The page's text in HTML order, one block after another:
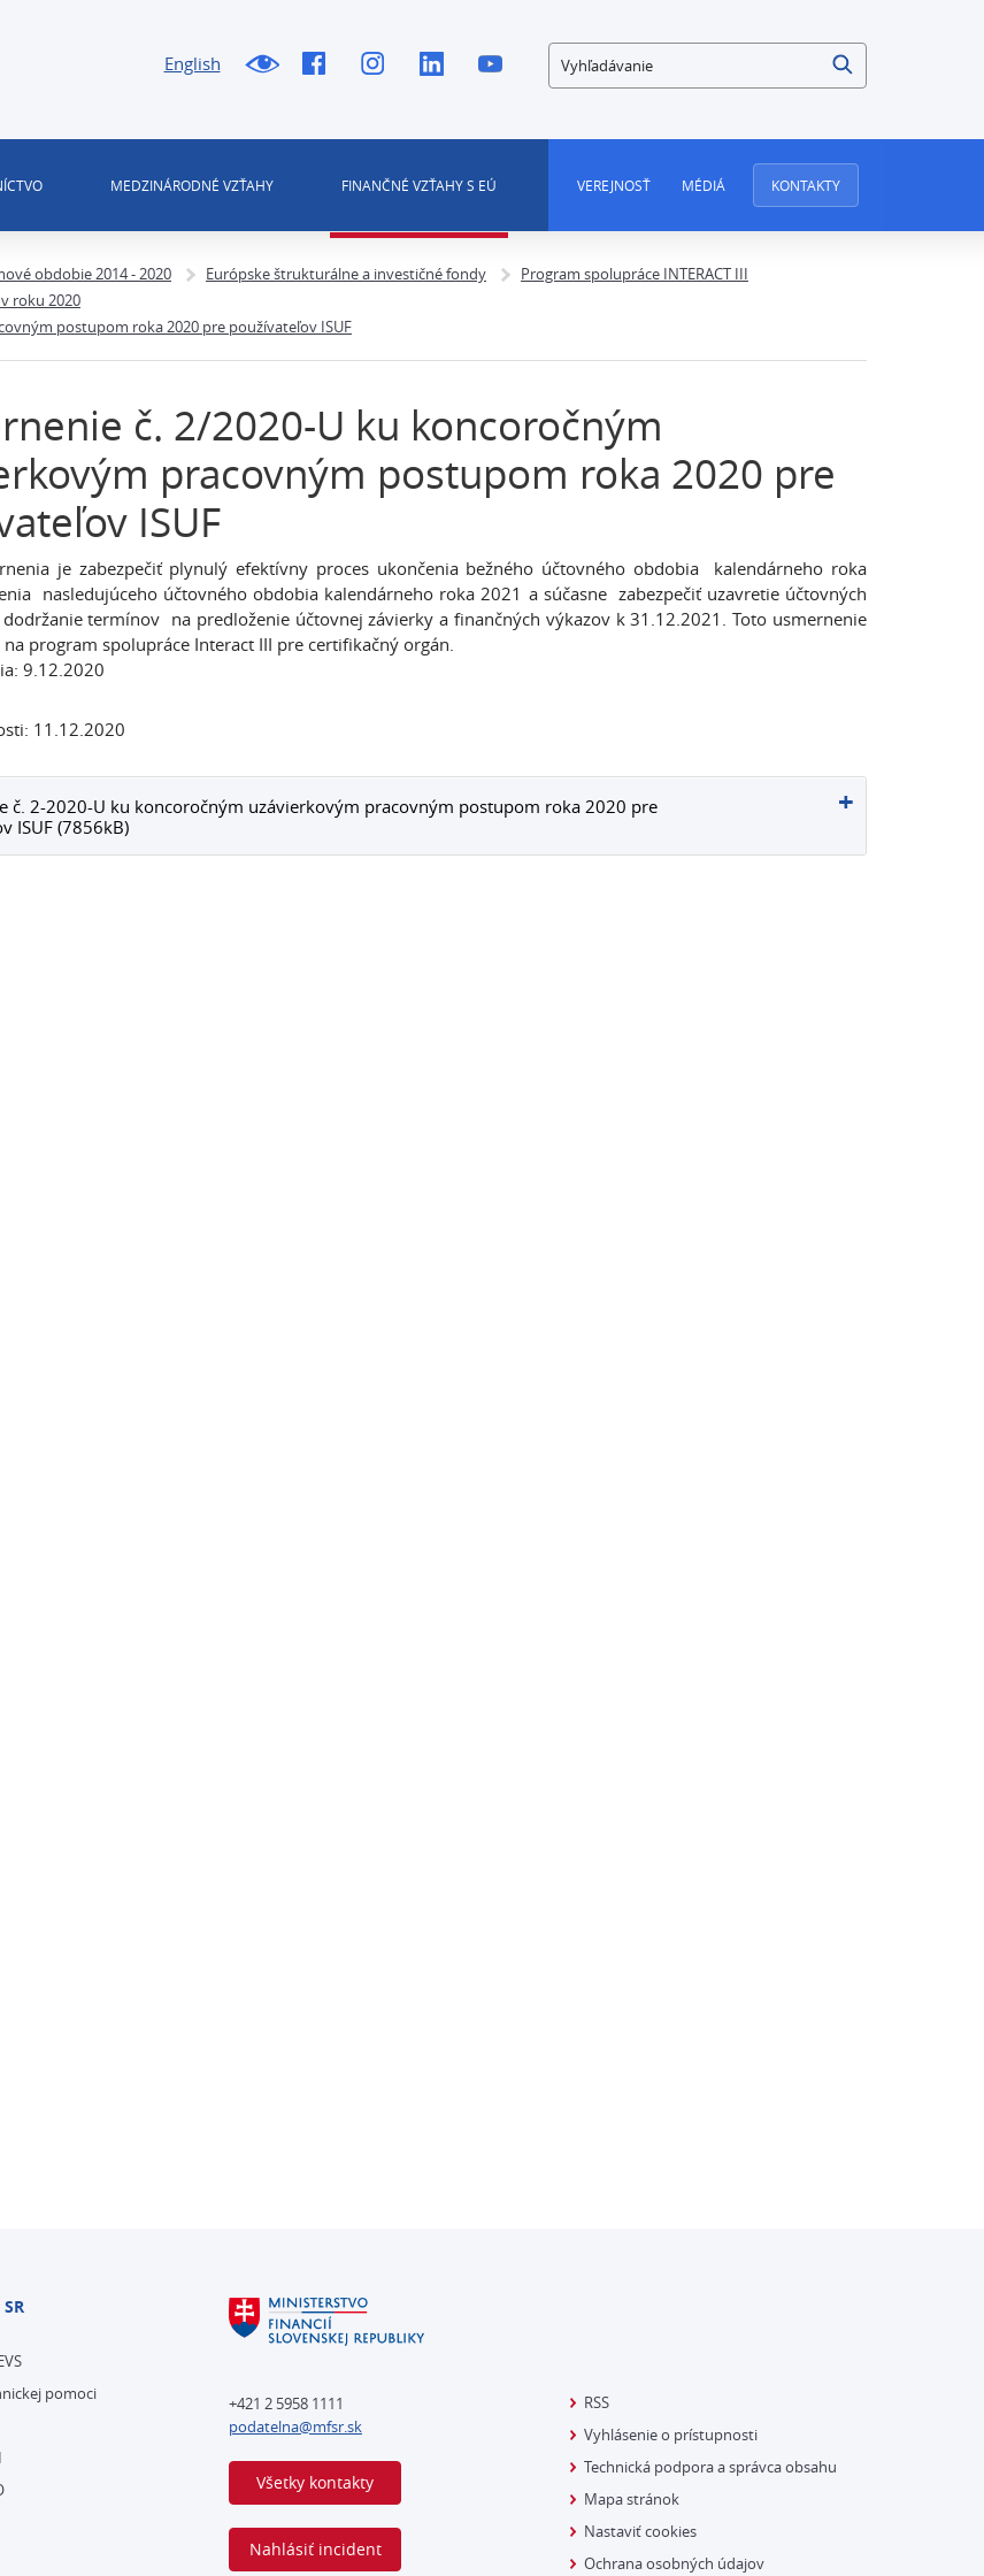
English Vyhľadávanie
MEDZINÁRODNÉ VZŤAHY FINANČNÉ VZŤAHY S EÚ VEREJNOSŤ MÉDIÁ KONTAKTY
obdobie 2014 - 2020 Európske štrukturálne a investičné fondy
Program spolupráce INTERACT III
roku 2020
postupom roka 2020 pre používateľov ISUF
č. 2/2020-U ku koncoročným
pracovným postupom roka 2020 pre
ISUF
je zabezpečiť plynulý efektívny proces ukončenia bežného účtovného obdobia kalendárneho roka
nasledujúceho účtovného obdobia kalendárneho roka 2021 a súčasne zabezpečiť uzavretie účtovných
dodržanie termínov na predloženie účtovnej závierky a finančných výkazov k 31.12.2021. Toto usmernenie
na program spolupráce Interact III pre certifikačný orgán.
9.12.2020
11.12.2020
č. 2-2020-U ku koncoročným uzávierkovým pracovným postupom roka 2020 pre
ISUF (7856kB)
pomoci
+421 2 5958 1111
podatelna@mfsr.sk
Všetky kontakty
Nahlásiť incident
RSS
Vyhlásenie o prístupnosti
Technická podpora a správca obsahu
Mapa stránok
Nastaviť cookies
Ochrana osobných údajov